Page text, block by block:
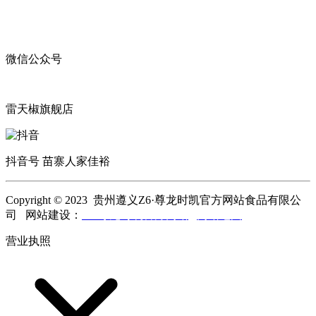
微信公众号
雷天椒旗舰店
抖音号 苗寨人家佳裕
Copyright © 2023 贵州遵义Z6·尊龙时凯官方网站食品有限公
司 网站建设：
营业执照